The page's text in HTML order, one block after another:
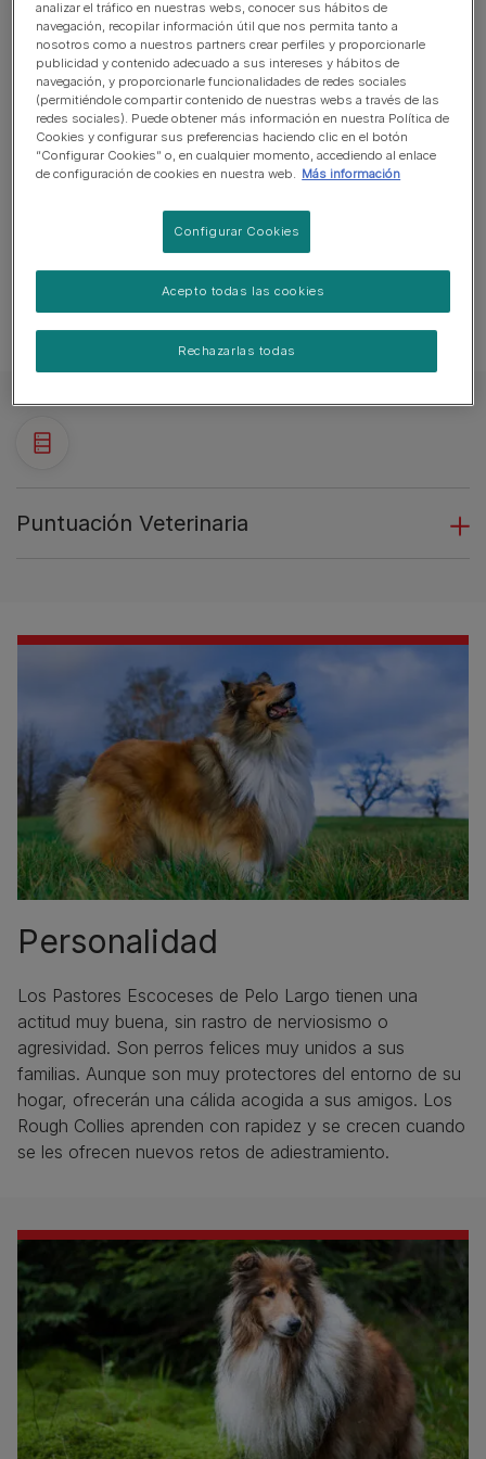
Perro guardián. Ladra y está alerta
Puede necesitar entrenamiento para vivir con otras
mascotas
Puede necesitar supervisión adicional para convivir con
niños
CONDICIONES GENERALES DE SALUD
DE ESTA RAZA
Puntuación Veterinaria
Personalidad
Los Pastores Escoceses de Pelo Largo tienen una
actitud muy buena, sin rastro de nerviosismo o
agresividad. Son perros felices muy unidos a sus
familias. Aunque son muy protectores del entorno de su
hogar, ofrecerán una cálida acogida a sus amigos. Los
Rough Collies aprenden con rapidez y se crecen cuando
se les ofrecen nuevos retos de adiestramiento.
analizar el tráfico en nuestras webs, conocer sus hábitos de
navegación, recopilar información útil que nos permita tanto a
nosotros como a nuestros partners crear perfiles y proporcionarle
publicidad y contenido adecuado a sus intereses y hábitos de
navegación, y proporcionarle funcionalidades de redes sociales
(permitiéndole compartir contenido de nuestras webs a través de las
redes sociales). Puede obtener más información en nuestra Política de
Cookies y configurar sus preferencias haciendo clic en el botón
“Configurar Cookies” o, en cualquier momento, accediendo al enlace
de configuración de cookies en nuestra web. Más información
Configurar Cookies
Rechazarlas todas
Acepto todas las cookies